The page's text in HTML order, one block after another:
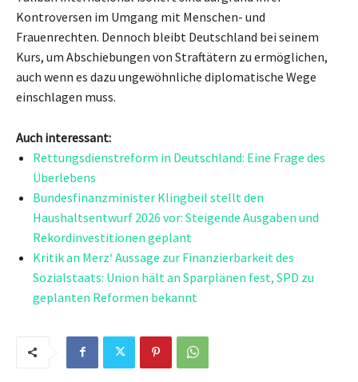
Kontroversen im Umgang mit Menschen- und
Frauenrechten. Dennoch bleibt Deutschland bei seinem
Kurs, um Abschiebungen von Straftätern zu ermöglichen,
auch wenn es dazu ungewöhnliche diplomatische Wege
einschlagen muss.
Auch interessant:
Rettungsdienstreform in Deutschland: Eine Frage des
Überlebens
Bundesfinanzminister Klingbeil stellt den
Haushaltsentwurf 2026 vor: Steigende Ausgaben und
Rekordinvestitionen geplant
Kritik an Merz‘ Aussage zur Finanzierbarkeit des
Sozialstaats: Union hält an Sparplänen fest, SPD zu
geplanten Reformen bekannt